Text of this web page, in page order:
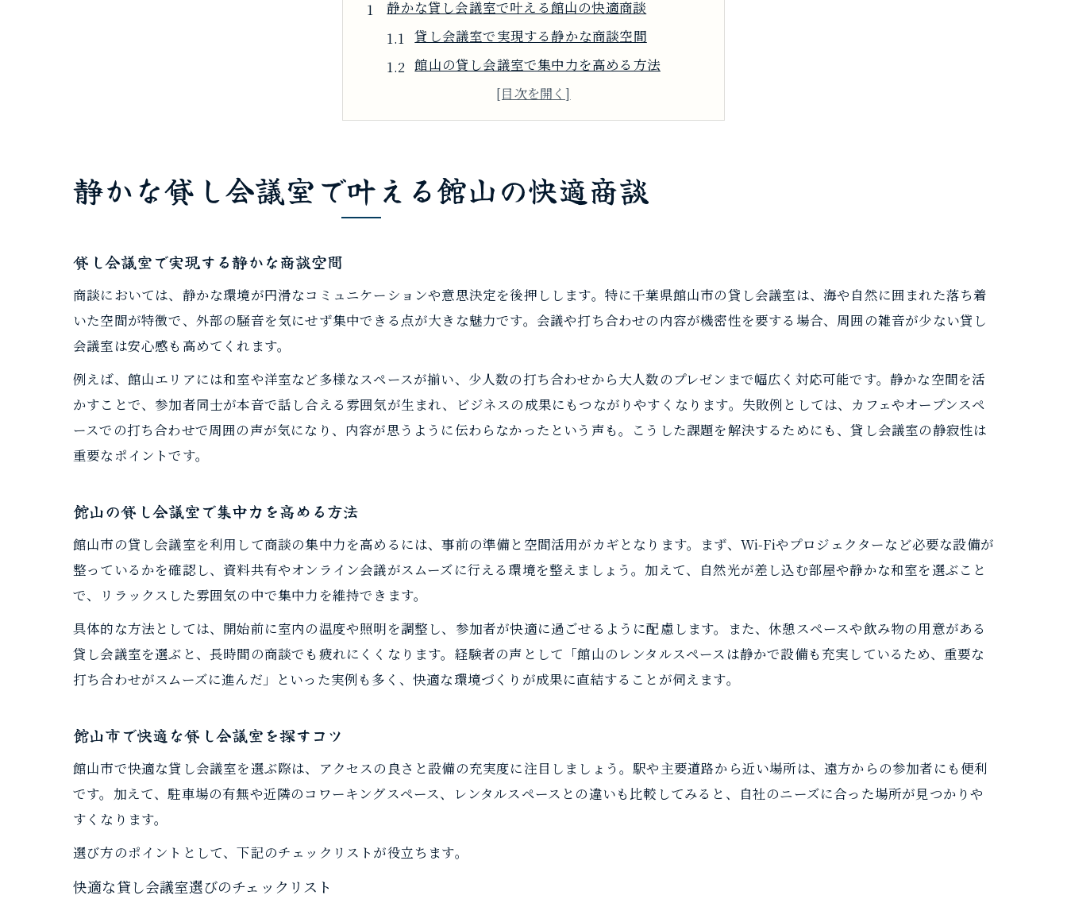
静かな貸し会議室で叶える館山の快適商談
貸し会議室で実現する静かな商談空間
館山の貸し会議室で集中力を高める方法
館山市で快適な貸し会議室を探すコツ
貸し会議室選びで重視したい静寂性とは
商談に最適な館山市の貸し会議室活用法
貸し会議室で効率的な商談を進める工夫
貸し会議室活用でスムーズな進行を実現
貸し会議室を使った商談事例と成功の秘訣
貸し会議室の設備が商談を支えるポイント
館山で選びたい貸し会議室の必須設備とは
貸し会議室のWi-Fiやプロジェクター活用術
貸し会議室とレンタルスペースの違いを解説
館山で人気のレンタルスペース活用事例
レンタルスペースで商談を進めるコツ
貸し会議室の代替にレンタルスペースは最適か
館山市のレンタルスペースの特徴と選び方
貸し会議室の予約が簡単なポイント
ワーケーションも視野に入る館山市の快適空間
静かな貸し会議室で叶える館山の快適商談
貸し会議室で実現する静かな商談空間
商談においては、静かな環境が円滑なコミュニケーションや意思決定を後押しします。特に千葉県館山市の貸し会議室は、海や自然に囲まれた落ち着
いた空間が特徴で、外部の騒音を気にせず集中できる点が大きな魅力です。会議や打ち合わせの内容が機密性を要する場合、周囲の雑音が少ない貸し
会議室は安心感も高めてくれます。
例えば、館山エリアには和室や洋室など多様なスペースが揃い、少人数の打ち合わせから大人数のプレゼンまで幅広く対応可能です。静かな空間を活
かすことで、参加者同士が本音で話し合える雰囲気が生まれ、ビジネスの成果にもつながりやすくなります。失敗例としては、カフェやオープンスペ
ースでの打ち合わせで周囲の声が気になり、内容が思うように伝わらなかったという声も。こうした課題を解決するためにも、貸し会議室の静寂性は
重要なポイントです。
館山の貸し会議室で集中力を高める方法
館山市の貸し会議室を利用して商談の集中力を高めるには、事前の準備と空間活用がカギとなります。まず、Wi-Fiやプロジェクターなど必要な設備が
整っているかを確認し、資料共有やオンライン会議がスムーズに行える環境を整えましょう。加えて、自然光が差し込む部屋や静かな和室を選ぶこと
で、リラックスした雰囲気の中で集中力を維持できます。
具体的な方法としては、開始前に室内の温度や照明を調整し、参加者が快適に過ごせるように配慮します。また、休憩スペースや飲み物の用意がある
貸し会議室を選ぶと、長時間の商談でも疲れにくくなります。経験者の声として「館山のレンタルスペースは静かで設備も充実しているため、重要な
打ち合わせがスムーズに進んだ」といった実例も多く、快適な環境づくりが成果に直結することが伺えます。
館山市で快適な貸し会議室を探すコツ
館山市で快適な貸し会議室を選ぶ際は、アクセスの良さと設備の充実度に注目しましょう。駅や主要道路から近い場所は、遠方からの参加者にも便利
です。加えて、駐車場の有無や近隣のコワーキングスペース、レンタルスペースとの違いも比較してみると、自社のニーズに合った場所が見つかりや
すくなります。
選び方のポイントとして、下記のチェックリストが役立ちます。
快適な貸し会議室選びのチェックリスト